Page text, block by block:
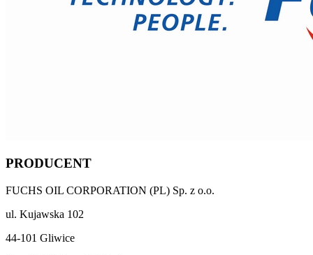
PRODUCENT
FUCHS OIL CORPORATION (PL) Sp. z o.o.
ul. Kujawska 102
44-101 Gliwice